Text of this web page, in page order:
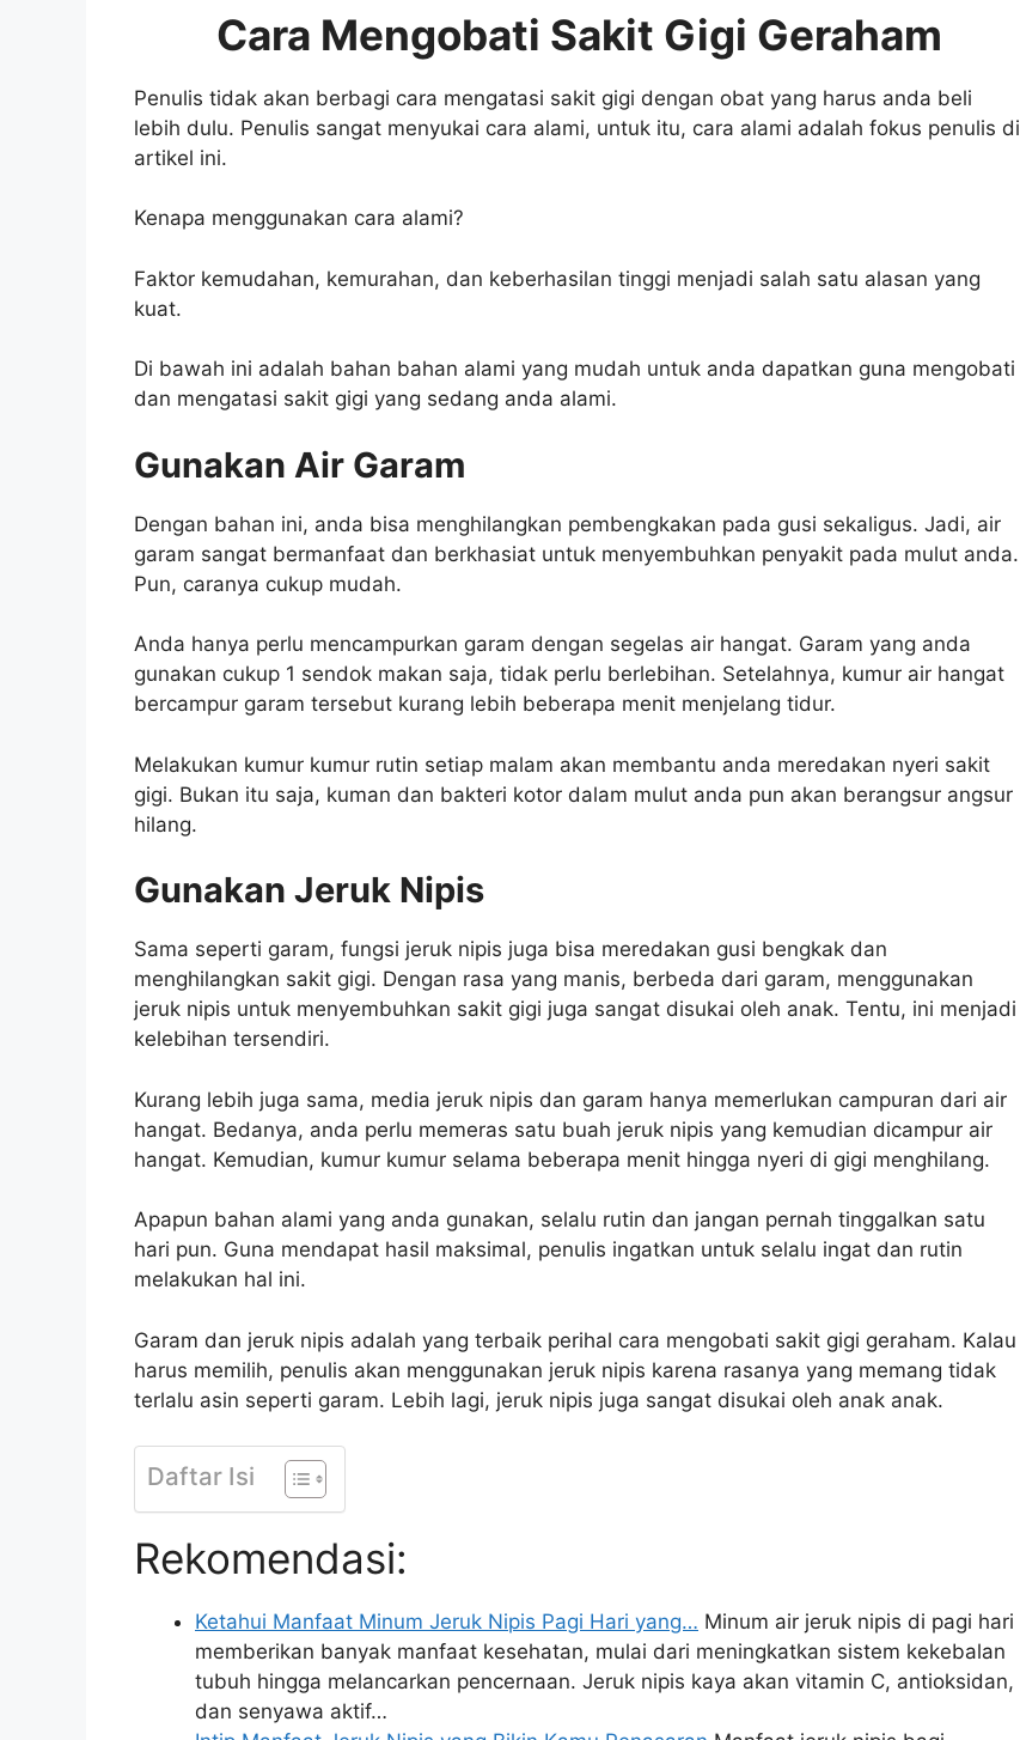
Cara Mengobati Sakit Gigi Geraham
Penulis tidak akan berbagi cara mengatasi sakit gigi dengan obat yang harus anda beli
lebih dulu. Penulis sangat menyukai cara alami, untuk itu, cara alami adalah fokus penulis di
artikel ini.
Kenapa menggunakan cara alami?
Faktor kemudahan, kemurahan, dan keberhasilan tinggi menjadi salah satu alasan yang
kuat.
Di bawah ini adalah bahan bahan alami yang mudah untuk anda dapatkan guna mengobati
dan mengatasi sakit gigi yang sedang anda alami.
Gunakan Air Garam
Dengan bahan ini, anda bisa menghilangkan pembengkakan pada gusi sekaligus. Jadi, air
garam sangat bermanfaat dan berkhasiat untuk menyembuhkan penyakit pada mulut anda.
Pun, caranya cukup mudah.
Anda hanya perlu mencampurkan garam dengan segelas air hangat. Garam yang anda
gunakan cukup 1 sendok makan saja, tidak perlu berlebihan. Setelahnya, kumur air hangat
bercampur garam tersebut kurang lebih beberapa menit menjelang tidur.
Melakukan kumur kumur rutin setiap malam akan membantu anda meredakan nyeri sakit
gigi. Bukan itu saja, kuman dan bakteri kotor dalam mulut anda pun akan berangsur angsur
hilang.
Gunakan Jeruk Nipis
Sama seperti garam, fungsi jeruk nipis juga bisa meredakan gusi bengkak dan
menghilangkan sakit gigi. Dengan rasa yang manis, berbeda dari garam, menggunakan
jeruk nipis untuk menyembuhkan sakit gigi juga sangat disukai oleh anak. Tentu, ini menjadi
kelebihan tersendiri.
Kurang lebih juga sama, media jeruk nipis dan garam hanya memerlukan campuran dari air
hangat. Bedanya, anda perlu memeras satu buah jeruk nipis yang kemudian dicampur air
hangat. Kemudian, kumur kumur selama beberapa menit hingga nyeri di gigi menghilang.
Apapun bahan alami yang anda gunakan, selalu rutin dan jangan pernah tinggalkan satu
hari pun. Guna mendapat hasil maksimal, penulis ingatkan untuk selalu ingat dan rutin
melakukan hal ini.
Garam dan jeruk nipis adalah yang terbaik perihal cara mengobati sakit gigi geraham. Kalau
harus memilih, penulis akan menggunakan jeruk nipis karena rasanya yang memang tidak
terlalu asin seperti garam. Lebih lagi, jeruk nipis juga sangat disukai oleh anak anak.
Daftar Isi
Rekomendasi:
Ketahui Manfaat Minum Jeruk Nipis Pagi Hari yang… Minum air jeruk nipis di pagi hari
memberikan banyak manfaat kesehatan, mulai dari meningkatkan sistem kekebalan
tubuh hingga melancarkan pencernaan. Jeruk nipis kaya akan vitamin C, antioksidan,
dan senyawa aktif…